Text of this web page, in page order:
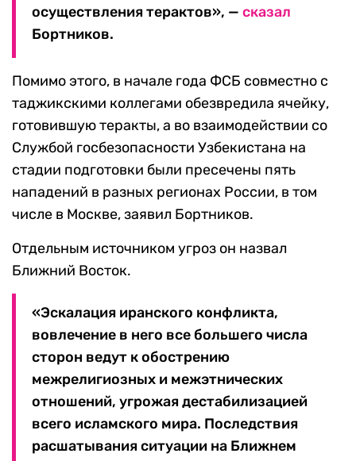
осуществления терактов», — сказал
Бортников.
Помимо этого, в начале года ФСБ совместно с
таджикскими коллегами обезвредила ячейку,
готовившую теракты, а во взаимодействии со
Службой госбезопасности Узбекистана на
стадии подготовки были пресечены пять
нападений в разных регионах России, в том
числе в Москве, заявил Бортников.
Отдельным источником угроз он назвал
Ближний Восток.
«Эскалация иранского конфликта,
вовлечение в него все большего числа
сторон ведут к обострению
межрелигиозных и межэтнических
отношений, угрожая дестабилизацией
всего исламского мира. Последствия
расшатывания ситуации на Ближнем